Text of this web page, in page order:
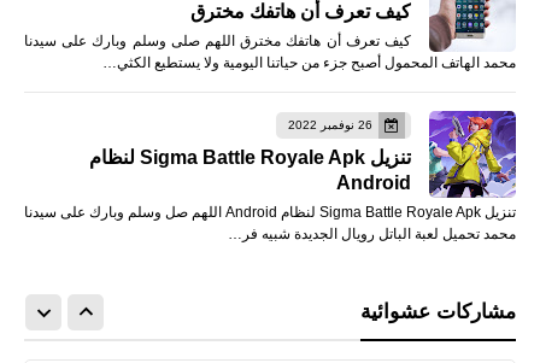
كيف تعرف أن هاتفك مخترق
كيف تعرف أن هاتفك مخترق اللهم صلى وسلم وبارك على سيدنا
محمد الهاتف المحمول أصبح جزء من حياتنا اليومية ولا يستطيع الكثي…
26 نوفمبر 2022
تنزيل Sigma Battle Royale Apk لنظام
Android
تنزيل Sigma Battle Royale Apk لنظام Android اللهم صل وسلم وبارك على سيدنا
محمد تحميل لعبة الباتل رويال الجديدة شبيه فر…
مشاركات عشوائية